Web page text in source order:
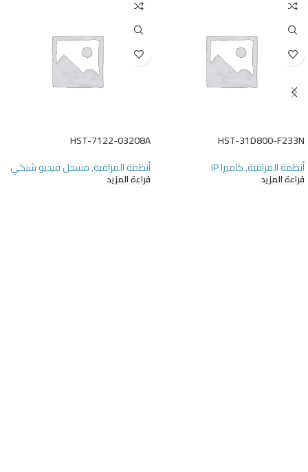
HST-31D800-F233N
أنظمة المراقبة,كاميرا IP
قراءة المزيد
HST-7122-03208A
أنظمة المراقبة,مسجل فيديو شبكي
قراءة المزيد